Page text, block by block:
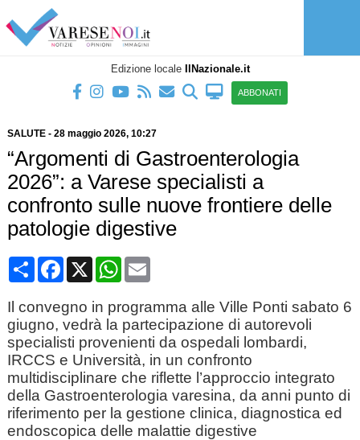
Edizione locale IlNazionale.it
ABBONATI
SALUTE- 28 maggio 2026, 10:27
“Argomenti di Gastroenterologia
2026”: a Varese specialisti a
confronto sulle nuove frontiere delle
patologie digestive
CondividiFacebook
X WhatsApp
Email
Il convegno in programma alle Ville Ponti sabato 6
giugno, vedrà la partecipazione di autorevoli
specialisti provenienti da ospedali lombardi,
IRCCS e Università, in un confronto
multidisciplinare che riflette l’approccio integrato
della Gastroenterologia varesina, da anni punto di
riferimento per la gestione clinica, diagnostica ed
endoscopica delle malattie digestive